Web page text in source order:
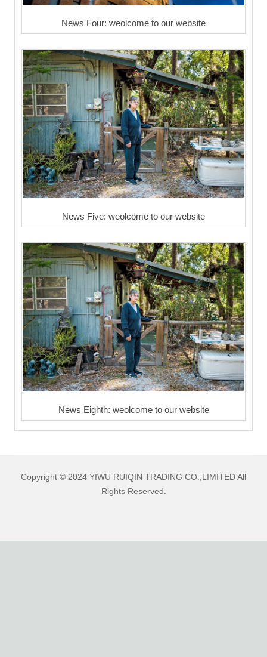
News Four: weolcome to our website
News Five: weolcome to our website
News Eighth: weolcome to our website
Copyright © 2024 YIWU RUIQIN TRADING CO.,LIMITED All
Rights Reserved.